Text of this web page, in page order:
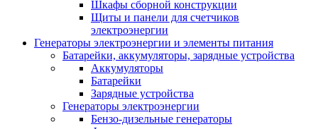
Шкафы сборной конструкции
Щиты и панели для счетчиков
электроэнергии
Генераторы электроэнергии и элементы питания
Батарейки, аккумуляторы, зарядные устройства
Аккумуляторы
Батарейки
Зарядные устройства
Генераторы электроэнергии
Бензо-дизельные генераторы